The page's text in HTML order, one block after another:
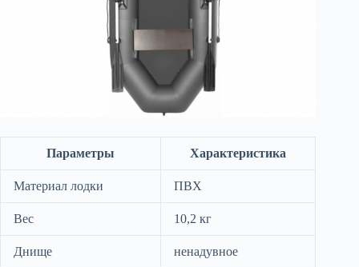
Параметры Характеристика
Материал лодки ПВХ
Вес 10,2 кг
Днище ненадувное